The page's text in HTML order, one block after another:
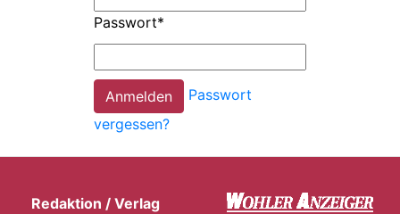
E-
Passwort*
Passwort
vergessen?
Redaktion / Verlag